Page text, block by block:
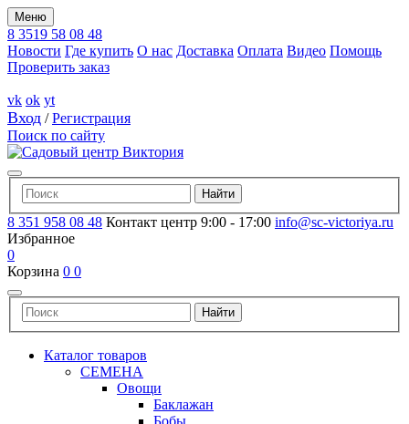
Меню
8 3519 58 08 48
Новости Где купить О нас Доставка Оплата Видео Помощь
Проверить заказ
vk ok yt
Вход /Регистрация
Поиск по сайту
8 351 958 08 48 Контакт центр 9:00 - 17:00 info@sc-victoriya.ru
Избранное
0
Корзина 0 0
Каталог товаров
СЕМЕНА
Овощи
Баклажан